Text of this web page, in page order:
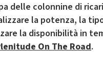
delle colonnine di
la potenza, la
la disponibilità in
On The Road.